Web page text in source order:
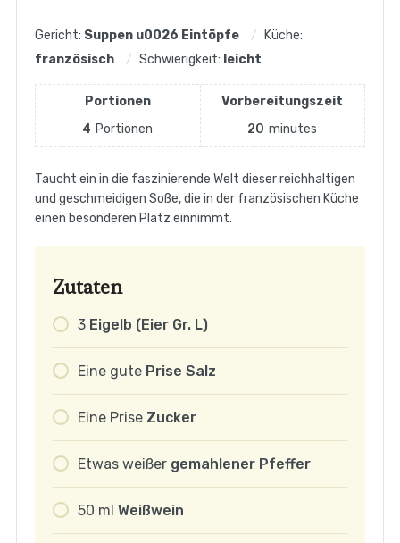
Gericht: Suppen u0026 Eintöpfe
Küche:
französisch
Schwierigkeit: leicht
Portionen
4 Portionen
Vorbereitungszeit
20 minutes
Taucht ein in die faszinierende Welt dieser reichhaltigen
und geschmeidigen Soße, die in der französischen Küche
einen besonderen Platz einnimmt.
Zutaten
3 Eigelb (Eier Gr. L)
Eine gute Prise Salz
Eine Prise Zucker
Etwas weißer gemahlener Pfeffer
50 ml Weißwein